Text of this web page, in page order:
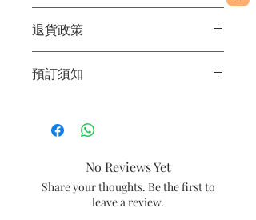
度。
2/運送時避免大力搖晃。
3/最佳保存期：3日內食用完畢
退貨政策
作，不設退換。
預訂須知
定日期取貨請提早10-14天前落單🤗2/
下單後24小時內會有專人電郵確認訂單
4/ 自取訂單：地址只需要填寫【葵芳
No Reviews Yet
Share your thoughts. Be the first to
leave a review.